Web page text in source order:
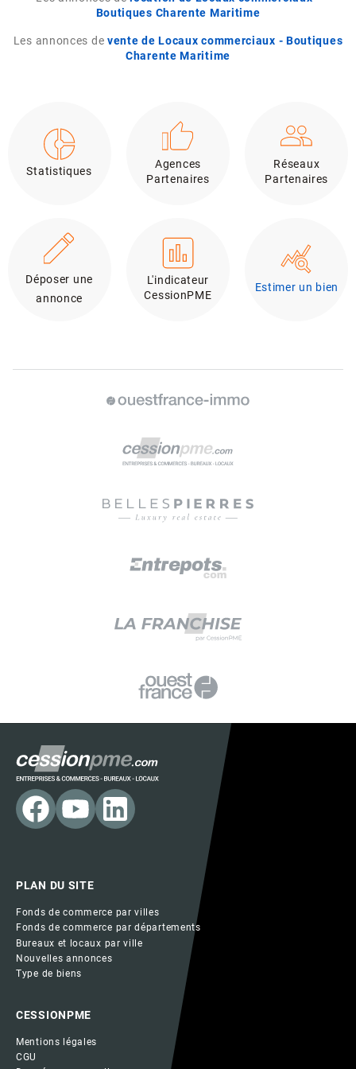
Boutiques Charente Maritime
Les annonces de vente de Locaux commerciaux - Boutiques
Charente Maritime
Statistiques
Agences
Partenaires
Réseaux
Partenaires
Déposer une
annonce
L'indicateur
CessionPME
Estimer un bien
PLAN DU SITE
Fonds de commerce par villes
Fonds de commerce par départements
Bureaux et locaux par ville
Nouvelles annonces
Type de biens
CESSIONPME
Mentions légales
CGU